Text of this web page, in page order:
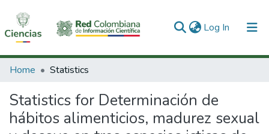
Log In (current)
Communities & Collections
All of DSpace
Home Statistics
Statistics for Determinación de
hábitos alimenticios, madurez sexual